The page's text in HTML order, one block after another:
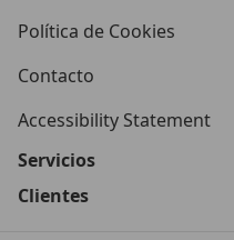
Política de Cookies
Contacto
Accessibility Statement
Servicios
Clientes